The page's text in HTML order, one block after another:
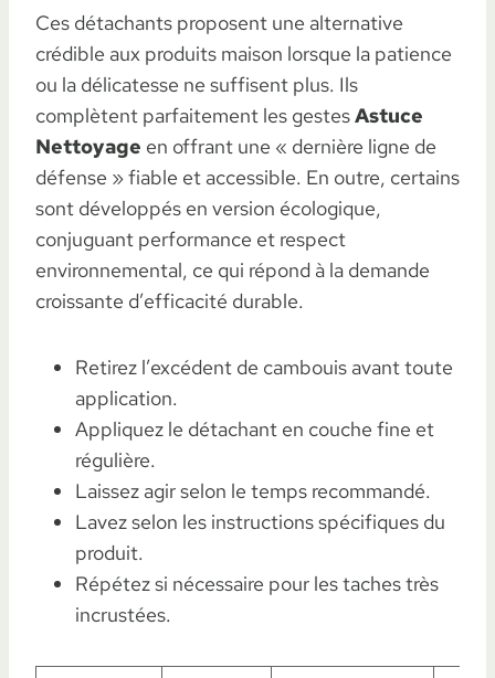
Ces détachants proposent une alternative
crédible aux produits maison lorsque la patience
ou la délicatesse ne suffisent plus. Ils
complètent parfaitement les gestesAstuce
Nettoyage en offrant une « dernière ligne de
défense » fiable et accessible. En outre, certains
sont développés en version écologique,
conjuguant performance et respect
environnemental, ce qui répond à la demande
croissante d’efficacité durable.
Retirez l’excédent de cambouis avant toute
application.
Appliquez le détachant en couche fine et
régulière.
Laissez agir selon le temps recommandé.
Lavez selon les instructions spécifiques du
produit.
Répétez si nécessaire pour les taches très
incrustées.